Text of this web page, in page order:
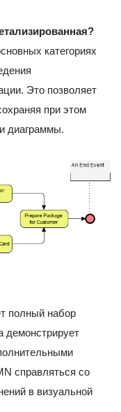
категориях
Это позволяет
при этом
диаграммы.
полный набор
демонстрирует
справляться со
в визуальной